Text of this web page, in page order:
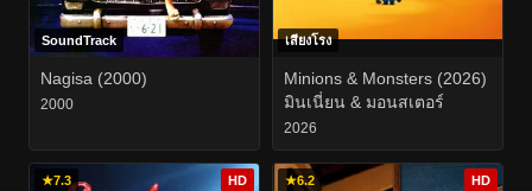
SoundTrack
Nagisa (2000)
2000
เสียงโรง
Minions & Monsters (2026)
มินเนี่ยน & มอนสเตอร์
2026
★7.3 HD ★6.2 HD